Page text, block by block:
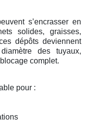
s’encrasser en
solides, graisses,
dépôts deviennent
des tuyaux,
complet.
pour :